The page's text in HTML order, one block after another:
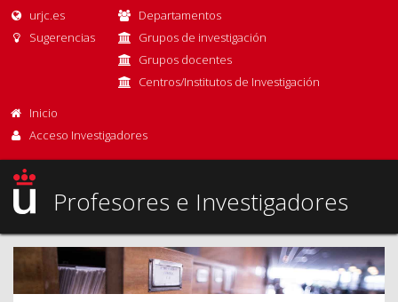
urjc.es
Sugerencias
Departamentos
Grupos de investigación
Grupos docentes
Centros/Institutos de Investigación
Inicio
Acceso Investigadores
Profesores e Investigadores